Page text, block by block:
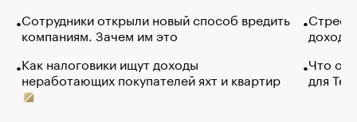
Сотрудники открыли новый способ вредить
компаниям. Зачем им это
Как налоговики ищут доходы
неработающих покупателей яхт и квартир
Что
для